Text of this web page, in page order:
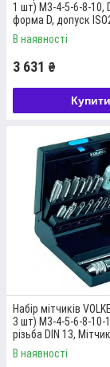
НАБІР
DRILBOX
1 шт) М3-4-5-6-8-10,
форма D, допуск
DIN 13, механічний
В наявності
3 631 ₴
Купити
Набір мітчиків
3 шт) M3-4-5-6-8-10-
різьба DIN 13,
VOLKEL №1.1/2, DIN
В наявності